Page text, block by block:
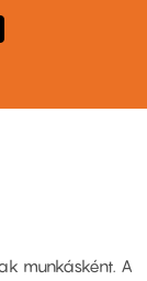
munkásként. A